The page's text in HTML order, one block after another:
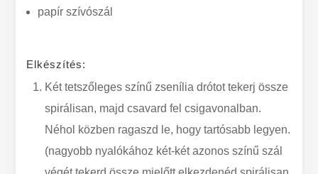
papír szívószál
Elkészítés:
Két tetszőleges színű zsenília drótot tekerj össze
spirálisan, majd csavard fel csigavonalban.
Néhol közben ragaszd le, hogy tartósabb legyen.
(nagyobb nyalókához két-két azonos színű szál